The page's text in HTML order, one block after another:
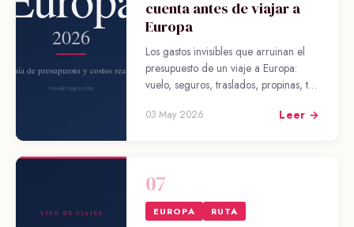
cuenta antes de viajar a
Europa
Los gastos invisibles que arruinan el
presupuesto de un viaje a Europa:
vuelo, seguros, traslados, propinas, t…
03 May 2026 Leer →
07
EUROPA RUTA